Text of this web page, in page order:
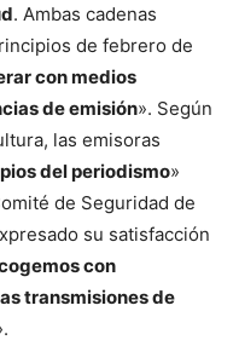
. Ambas cadenas
de febrero de
con medios
de emisión». Según
las emisoras
del periodismo»
de Seguridad de
su satisfacción
con
transmisiones de